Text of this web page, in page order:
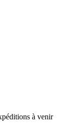
à venir